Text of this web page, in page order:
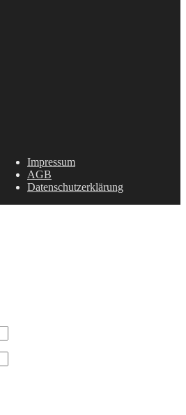
Impressum
AGB
Datenschutzerklärung